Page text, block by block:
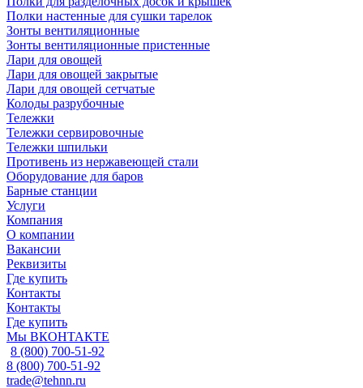
Полки настенные для сушки тарелок
Зонты вентиляционные
Зонты вентиляционные пристенные
Лари для овощей
Лари для овощей закрытые
Лари для овощей сетчатые
Колоды разрубочные
Тележки
Тележки сервировочные
Тележки шпильки
Противень из нержавеющей стали
Оборудование для баров
Барные станции
Услуги
Компания
О компании
Вакансии
Реквизиты
Где купить
Контакты
Контакты
Где купить
Мы ВКОНТАКТЕ
8 (800) 700-51-92
8 (800) 700-51-92
trade@tehnn.ru